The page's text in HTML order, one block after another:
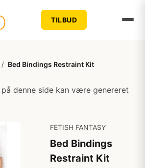
TILBUD
/ Bed Bindings Restraint Kit
denne side kan være genereret
FETISH FANTASY
Bed Bindings
Restraint Kit